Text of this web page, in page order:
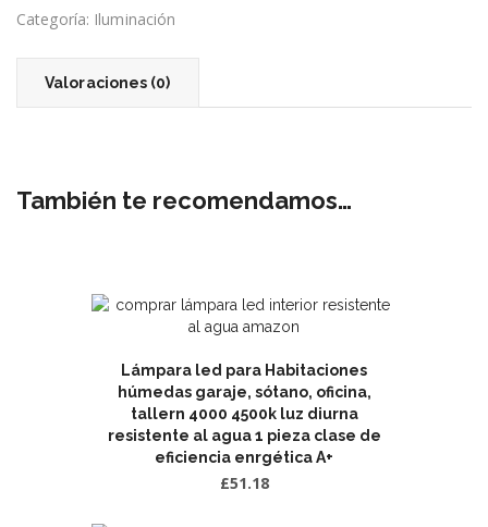
Categoría: Iluminación
Valoraciones (0)
También te recomendamos…
Lámpara led para Habitaciones
húmedas garaje, sótano, oficina,
tallern 4000 4500k luz diurna
resistente al agua 1 pieza clase de
eficiencia enrgética A+
£51.18